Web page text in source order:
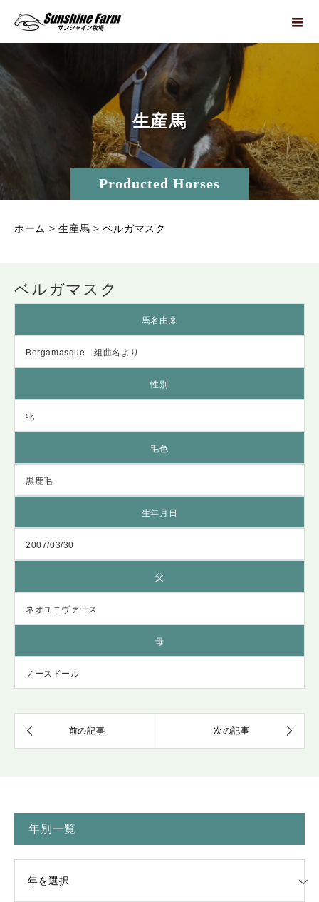
Producted Horses
生産馬
ホーム >生産馬 >ベルガマスク
ベルガマスク
馬名由来
Bergamasque 組曲名より
性別
牝
毛色
黒鹿毛
生年月日
2007/03/30
父
ネオユニヴァース
母
ノースドール
年別一覧